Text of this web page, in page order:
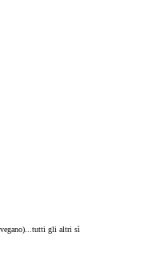
vegano)...tutti gli altri sì